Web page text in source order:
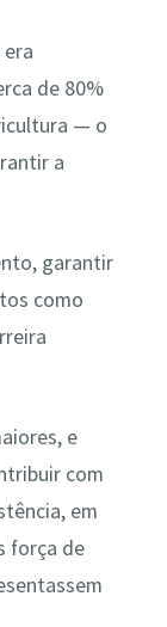
de 80%
— o
a
garantir
como
e
com
em
força de